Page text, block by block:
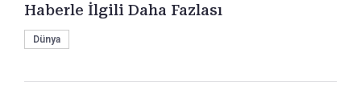
Haberle İlgili Daha Fazlası
Dünya